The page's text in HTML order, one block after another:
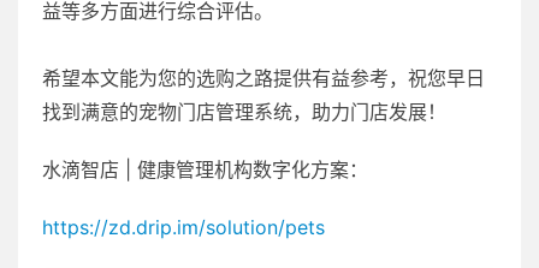
益等多方面进行综合评估。
希望本文能为您的选购之路提供有益参考，祝您早日
找到满意的宠物门店管理系统，助力门店发展！
水滴智店 | 健康管理机构数字化方案：
https://zd.drip.im/solution/pets